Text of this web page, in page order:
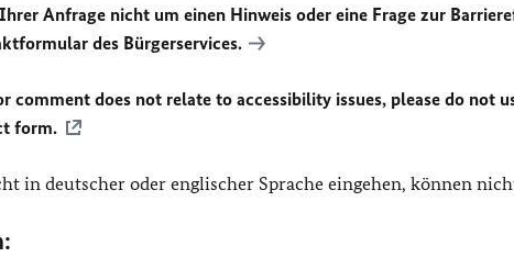
Anfrage nicht um einen Hinweis oder eine Frage zur
des Bürgerservices.
comment does not relate to accessibility issues, please do not
form.
in deutscher oder englischer Sprache eingehen, können